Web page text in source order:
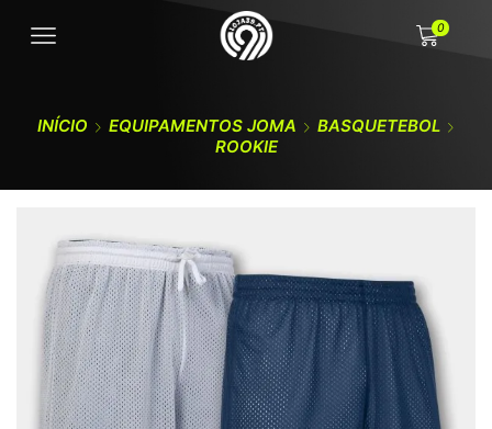
0
INÍCIO EQUIPAMENTOS JOMA
BASQUETEBOL
ROOKIE